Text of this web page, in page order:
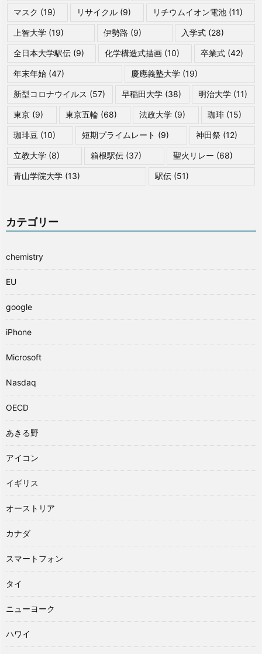
マスク (19) リサイクル (9) リチウムイオン電池(11)
上智大学 (19) 伊勢路 (9) 入学式 (28)
全日本大学駅伝 (9) 化学構造式描画 (10) 卒業式(42)
年末年始 (47) 慶應義塾大学(19)
新型コロナウイルス (57) 早稲田大学 (38) 明治大学(11)
東京 (9) 東京五輪 (68) 法政大学 (9) 珈琲 (15)
珈琲豆 (10) 短期プライムレート (9) 神田祭(12)
立教大学 (8) 箱根駅伝 (37) 聖火リレー (68)
青山学院大学 (13) 駅伝 (51)
カテゴリー
chemistry
EU
google
iPhone
Microsoft
Nasdaq
OECD
あきる野
アイコン
イギリス
オーストリア
カナダ
スマートフォン
タイ
ニューヨーク
ハワイ